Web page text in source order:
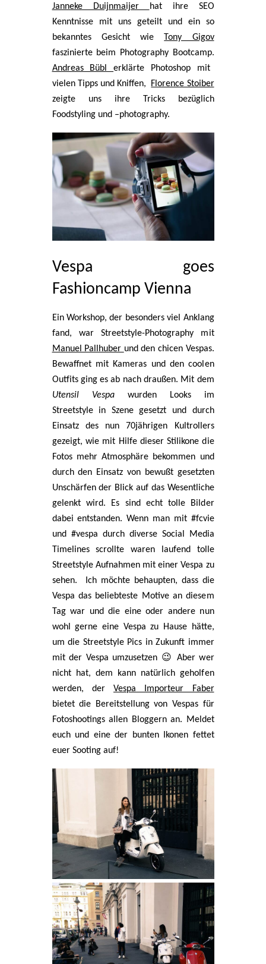
Janneke Duijnmaijer
hat ihre SEO
Kenntnisse mit uns geteilt und ein so
bekanntes Gesicht wieTony Gigov
faszinierte beim Photography Bootcamp.
Andreas Büblerklärte Photoshop mit
vielen Tipps und Kniffen,
Florence Stoiber
zeigte uns ihre Tricks bezüglich
Foodstyling und –photography.
Vespa goes
Fashioncamp Vienna
Ein Workshop, der besonders viel Anklang
fand, war Streetstyle-Photography mit
Manuel Pallhuber und den chicen Vespas.
Bewaffnet mit Kameras und den coolen
Outfits ging es ab nach draußen. Mit dem
Utensil Vespawurden Looks im
Streetstyle in Szene gesetzt und durch
Einsatz des nun 70jährigen Kultrollers
gezeigt, wie mit Hilfe dieser Stilikone die
Fotos mehr Atmosphäre bekommen und
durch den Einsatz von bewußt gesetzten
Unschärfen der Blick auf das Wesentliche
gelenkt wird. Es sind echt tolle Bilder
dabei entstanden. Wenn man mit #fcvie
und #vespa durch diverse Social Media
Timelines scrollte waren laufend tolle
Streetstyle Aufnahmen mit einer Vespa zu
sehen.
Ich möchte behaupten, dass die
Vespa das beliebteste Motive an diesem
Tag war und die eine oder andere nun
wohl gerne eine Vespa zu Hause hätte,
um die Streetstyle Pics in Zukunft immer
mit der Vespa umzusetzen 😉 Aber wer
nicht hat, dem kann natürlich geholfen
werden, der Vespa Importeur Faber
bietet die Bereitstellung von Vespas für
Fotoshootings allen Bloggern an. Meldet
euch und eine der bunten Ikonen fettet
euer Sooting auf!